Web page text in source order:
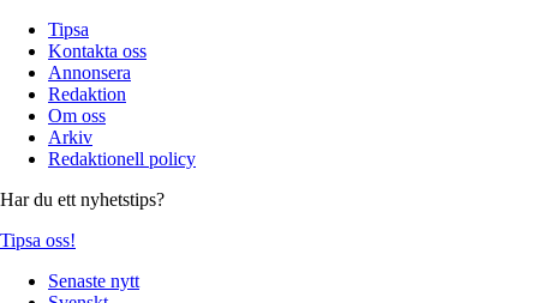
Tipsa
Kontakta oss
Annonsera
Redaktion
Om oss
Arkiv
Redaktionell policy
Har du ett nyhetstips?
Tipsa oss!
Senaste nytt